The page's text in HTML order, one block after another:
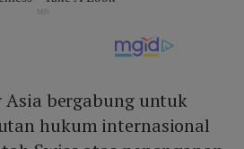
Asia bergabung untuk
hukum internasional